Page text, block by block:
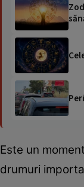
Este un
drumuri